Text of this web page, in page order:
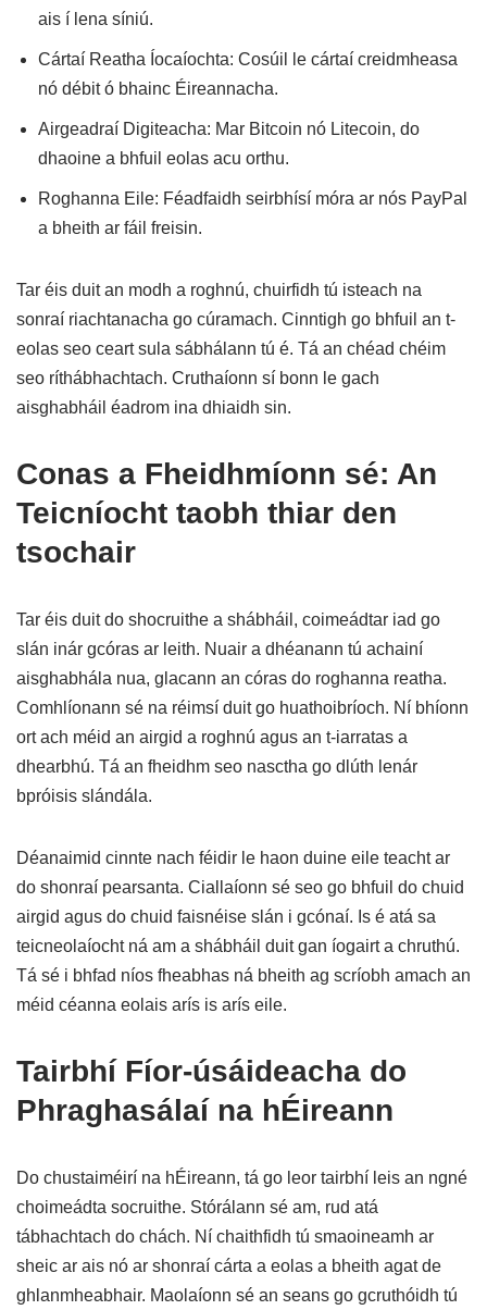
ais í lena síniú.
Cártaí Reatha Íocaíochta: Cosúil le cártaí creidmheasa
nó débit ó bhainc Éireannacha.
Airgeadraí Digiteacha: Mar Bitcoin nó Litecoin, do
dhaoine a bhfuil eolas acu orthu.
Roghanna Eile: Féadfaidh seirbhísí móra ar nós PayPal
a bheith ar fáil freisin.
Tar éis duit an modh a roghnú, chuirfidh tú isteach na
sonraí riachtanacha go cúramach. Cinntigh go bhfuil an t-
eolas seo ceart sula sábhálann tú é. Tá an chéad chéim
seo ríthábhachtach. Cruthaíonn sí bonn le gach
aisghabháil éadrom ina dhiaidh sin.
Conas a Fheidhmíonn sé: An
Teicníocht taobh thiar den
tsochair
Tar éis duit do shocruithe a shábháil, coimeádtar iad go
slán inár gcóras ar leith. Nuair a dhéanann tú achainí
aisghabhála nua, glacann an córas do roghanna reatha.
Comhlíonann sé na réimsí duit go huathoibríoch. Ní bhíonn
ort ach méid an airgid a roghnú agus an t-iarratas a
dhearbhú. Tá an fheidhm seo nasctha go dlúth lenár
bpróisis slándála.
Déanaimid cinnte nach féidir le haon duine eile teacht ar
do shonraí pearsanta. Ciallaíonn sé seo go bhfuil do chuid
airgid agus do chuid faisnéise slán i gcónaí. Is é atá sa
teicneolaíocht ná am a shábháil duit gan íogairt a chruthú.
Tá sé i bhfad níos fheabhas ná bheith ag scríobh amach an
méid céanna eolais arís is arís eile.
Tairbhí Fíor-úsáideacha do
Phraghasálaí na hÉireann
Do chustaiméirí na hÉireann, tá go leor tairbhí leis an ngné
choimeádta socruithe. Stórálann sé am, rud atá
tábhachtach do chách. Ní chaithfidh tú smaoineamh ar
sheic ar ais nó ar shonraí cárta a eolas a bheith agat de
ghlanmheabhair. Maolaíonn sé an seans go gcruthóidh tú